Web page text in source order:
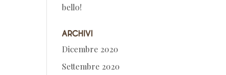
bello!
Archivi
Dicembre 2020
Settembre 2020